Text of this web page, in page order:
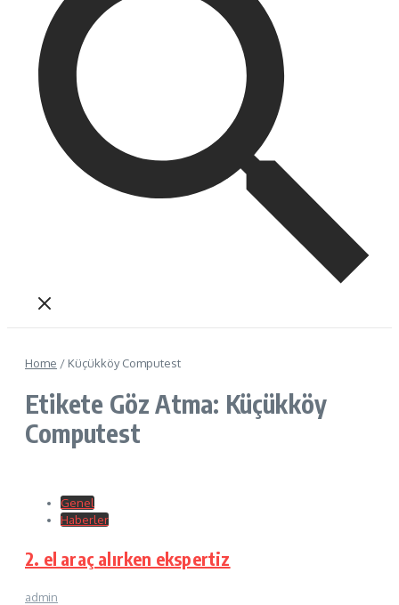
Home / Küçükköy Computest
Etikete Göz Atma: Küçükköy
Computest
Genel
Haberler
2. el araç alırken ekspertiz
admin